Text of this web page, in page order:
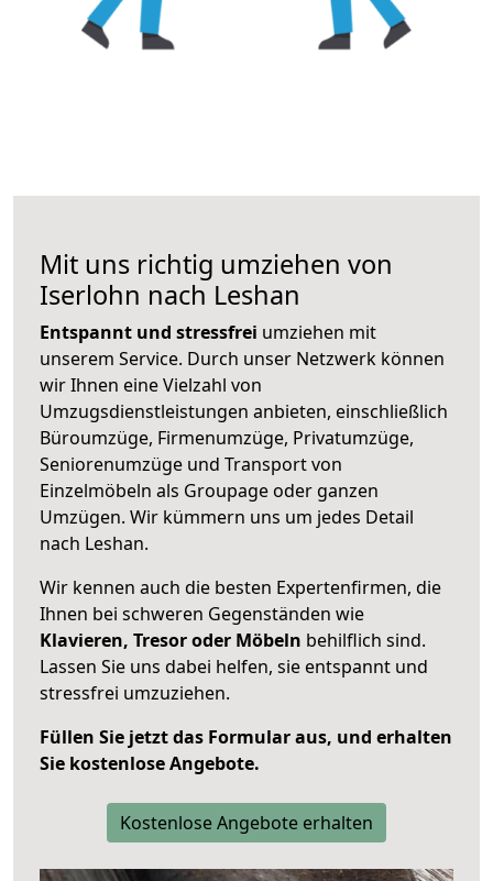
Mit uns richtig umziehen von
Iserlohn nach Leshan
Entspannt und stressfrei umziehen mit
unserem Service. Durch unser Netzwerk können
wir Ihnen eine Vielzahl von
Umzugsdienstleistungen anbieten, einschließlich
Büroumzüge, Firmenumzüge, Privatumzüge,
Seniorenumzüge und Transport von
Einzelmöbeln als Groupage oder ganzen
Umzügen. Wir kümmern uns um jedes Detail
nach Leshan.
Wir kennen auch die besten Expertenfirmen, die
Ihnen bei schweren Gegenständen wie
Klavieren, Tresor oder Möbeln behilflich sind.
Lassen Sie uns dabei helfen, sie entspannt und
stressfrei umzuziehen.
Füllen Sie jetzt das Formular aus, und erhalten
Sie kostenlose Angebote.
Kostenlose Angebote erhalten